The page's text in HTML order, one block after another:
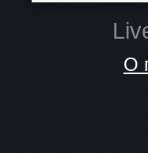
О